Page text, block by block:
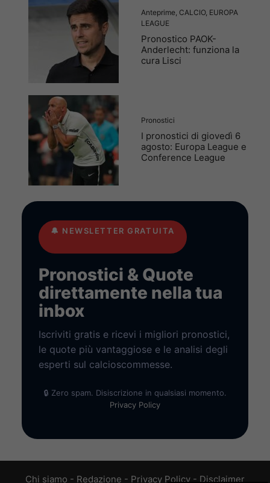
Anteprime CALCIO, EUROPA
LEAGUE
Pronostico PAOK-
Anderlecht: funziona la
cura Lisci
Pronostici
I pronostici di giovedì 6
agosto: Europa League e
Conference League
🔔 NEWSLETTER GRATUITA
Pronostici & Quote
direttamente nella tua
inbox
Iscriviti gratis e ricevi i migliori pronostici,
le quote più vantaggiose e le analisi degli
esperti sul calcioscommesse.
🔒 Zero spam. Disiscrizione in qualsiasi momento.
Privacy Policy
Chi siamo - Redazione - Privacy Policy - Disclaimer